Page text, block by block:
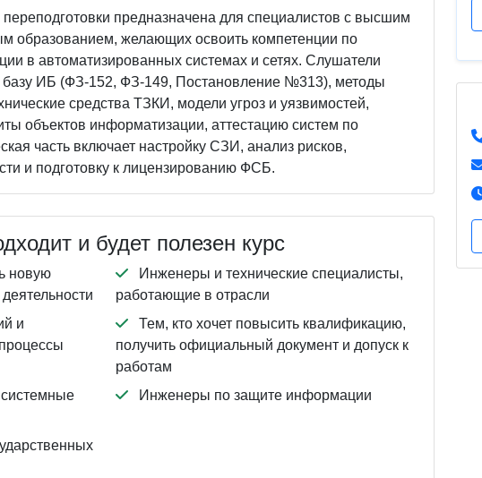
предназначена для специалистов с высшим
образованием, желающих освоить компетенции по
в автоматизированных системах и сетях. Слушатели
базу ИБ (ФЗ-152, ФЗ-149, Постановление №313), методы
средства ТЗКИ, модели угроз и уязвимостей,
объектов информатизации, аттестацию систем по
часть включает настройку СЗИ, анализ рисков,
и подготовку к лицензированию ФСБ.
и будет полезен курс
новую
Инженеры и технические специалисты,
работающие в отрасли
и
Тем, кто хочет повысить квалификацию,
получить официальный документ и допуск к
работам
Инженеры по защите информации